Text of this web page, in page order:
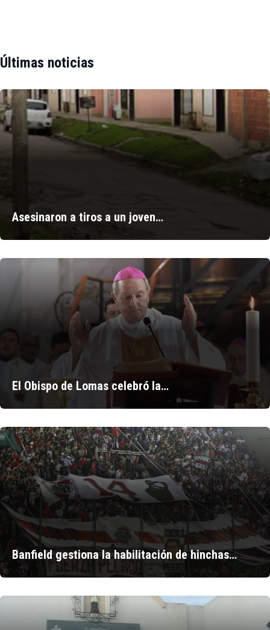
Últimas noticias
Asesinaron a tiros a un joven…
El Obispo de Lomas celebró la…
Banfield gestiona la habilitación de hinchas…